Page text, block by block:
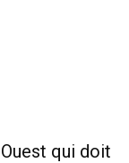
qui doit